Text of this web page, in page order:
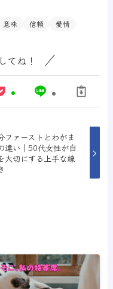
意味 信頼 愛情
てね！
ファーストとわがま
違い｜50代女性が自
大切にする上手な線